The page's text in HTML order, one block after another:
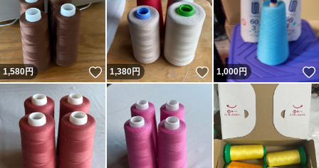
1,580円 いいね！
1,380円 いいね！
1,000円